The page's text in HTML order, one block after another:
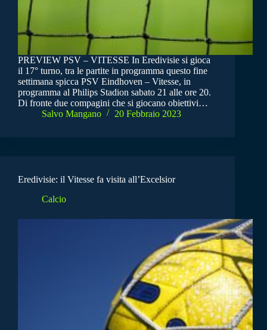
PREVIEW PSV – VITESSE In Eredivisie si gioca
il 17° turno, tra le partite in programma questo fine
settimana spicca PSV Eindhoven – Vitesse, in
programma al Philips Stadion sabato 21 alle ore 20.
Di fronte due compagini che si giocano obiettivi…
Salvo Mangano
20 Febbraio 2023
Eredivisie: il Vitesse fa visita all’Excelsior
Calcio